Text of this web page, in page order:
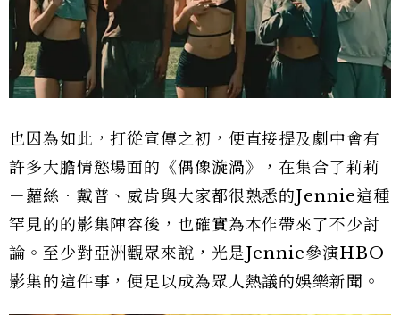
也因為如此，打從宣傳之初，便直接提及劇中會有
許多大膽情慾場面的《偶像漩渦》，在集合了莉莉
－蘿絲．戴普、威肯與大家都很熟悉的Jennie這種
罕見的的影集陣容後，也確實為本作帶來了不少討
論。至少對亞洲觀眾來說，光是Jennie參演HBO
影集的這件事，便足以成為眾人熱議的娛樂新聞。